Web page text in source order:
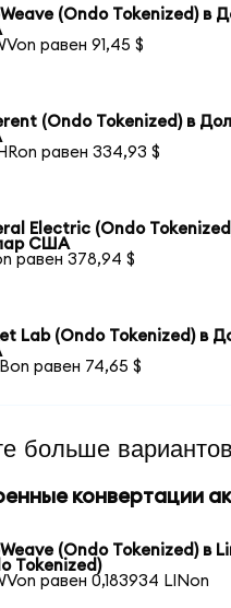
(Ondo Tokenized) в
равен 91,45 $
(Ondo Tokenized) в
равен 334,93 $
Electric (Ondo
США
равен 378,94 $
Lab (Ondo Tokenized) в
равен 74,65 $
больше
конвертации
(Ondo Tokenized) в
Tokenized)
равен 0,183934 LINon